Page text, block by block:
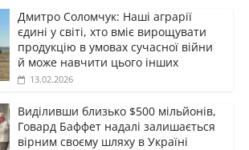
Дмитро Соломчук: Наші аграрії
єдині у світі, хто вміє вирощувати
продукцію в умовах сучасної війни
й може навчити цього інших
13.02.2026
Виділивши близько $500 мільйонів,
Говард Баффет надалі залишається
вірним своєму шляху в Україні